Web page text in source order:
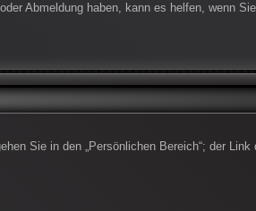
Abmeldung haben, kann es helfen, wenn
Sie in den „Persönlichen Bereich“; der Link